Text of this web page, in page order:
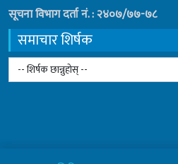
सूचना विभाग दर्ता नं. : २४०७/७७-७८
समाचार शिर्षक